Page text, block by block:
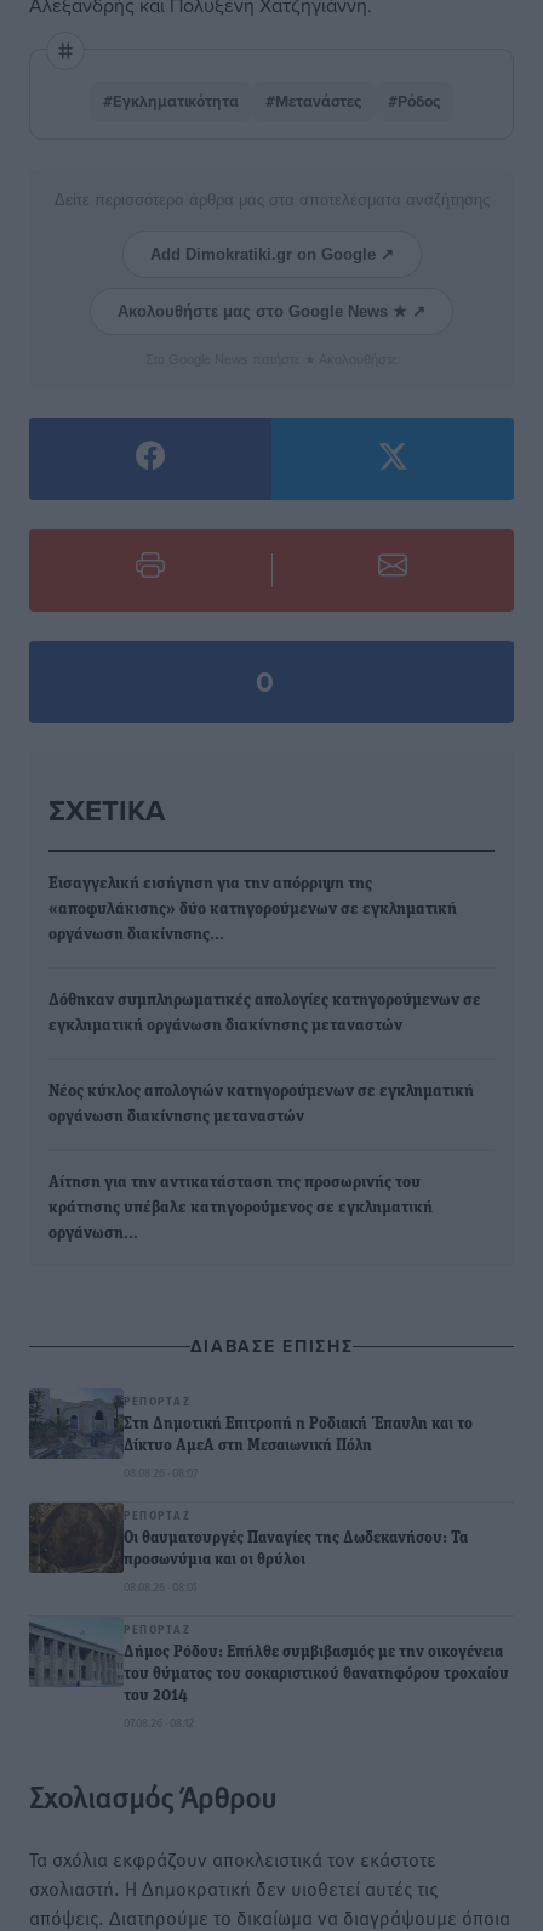
#Εγκληματικότητα #Μετανάστες #Ρόδος
Δείτε περισσότερα άρθρα μας στα αποτελέσματα αναζήτησης
Add Dimokratiki.gr on Google ↗
Ακολουθήστε μας στο Google News ★ ↗
0
ΣΧΕΤΙΚΆ
Εισαγγελική εισήγηση για την απόρριψη της
«αποφυλάκισης» δύο κατηγορούμενων σε εγκληματική
οργάνωση διακίνησης…
Δόθηκαν συμπληρωματικές απολογίες κατηγορούμενων σε
εγκληματική οργάνωση διακίνησης μεταναστών
Νέος κύκλος απολογιών κατηγορούμενων σε εγκληματική
οργάνωση διακίνησης μεταναστών
Αίτηση για την αντικατάσταση της προσωρινής του
κράτησης υπέβαλε κατηγορούμενος σε εγκληματική
οργάνωση…
ΔΙΑΒΑΣΕ ΕΠΙΣΗΣ
ΡΕΠΟΡΤΆΖ
Στη Δημοτική Επιτροπή η Ροδιακή Έπαυλη και το
Δίκτυο ΑμεΑ στη Μεσαιωνική Πόλη
08.08.26 · 08:07
ΡΕΠΟΡΤΆΖ
Οι θαυματουργές Παναγίες της Δωδεκανήσου: Τα
προσωνύμια και οι θρύλοι
08.08.26 · 08:01
ΡΕΠΟΡΤΆΖ
Δήμος Ρόδου: Επήλθε συμβιβασμός με την οικογένεια
του θύματος του σοκαριστικού θανατηφόρου τροχαίου
του 2014
07.08.26 · 08:12
Σχολιασμός Άρθρου
Τα σχόλια εκφράζουν αποκλειστικά τον εκάστοτε
σχολιαστή. Η Δημοκρατική δεν υιοθετεί αυτές τις
απόψεις. Διατηρούμε το δικαίωμα να διαγράψουμε όποια